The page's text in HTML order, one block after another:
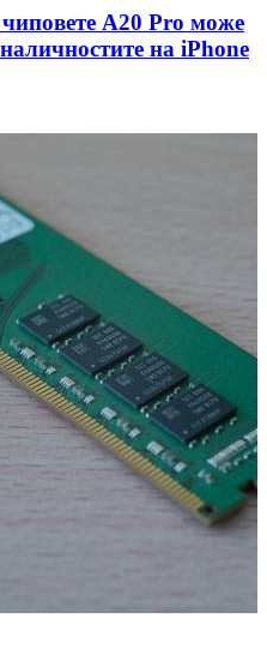
A20 Pro може
на iPhone